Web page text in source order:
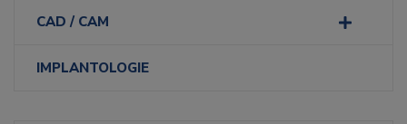
CAD / CAM
IMPLANTOLOGIE